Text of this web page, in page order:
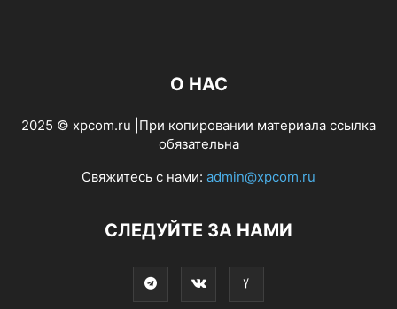
О НАС
2025 © xpcom.ru |При копировании материала ссылка
обязательна
Свяжитесь с нами: admin@xpcom.ru
СЛЕДУЙТЕ ЗА НАМИ